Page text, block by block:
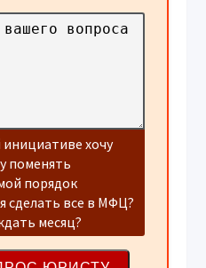
хочу
поменять
порядок
сделать все в МФЦ?
месяц?